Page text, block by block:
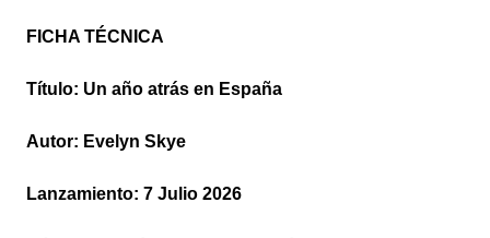
FICHA TÉCNICA
Título: Un año atrás en España
Autor: Evelyn Skye
Lanzamiento: 7 Julio 2026